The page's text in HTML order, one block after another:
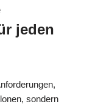
jeden
sondern